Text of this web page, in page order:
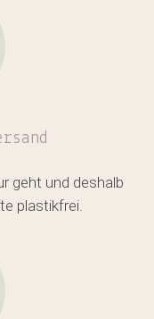
geht und deshalb
plastikfrei.